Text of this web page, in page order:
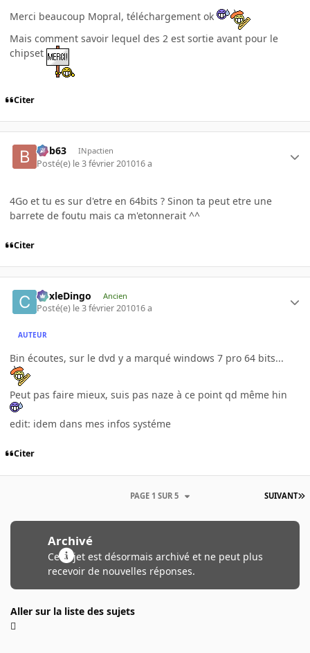
Merci beaucoup Mopral, téléchargement ok
Mais comment savoir lequel des 2 est sortie avant pour le
chipset
Citer
bob63 INpactien
Posté(e) le 3 février 201016 a
4Go et tu es sur d'etre en 64bits ? Sinon ta peut etre une
barrete de foutu mais ca m'etonnerait ^^
Citer
CoxleDingo Ancien
Posté(e) le 3 février 201016 a
AUTEUR
Bin écoutes, sur le dvd y a marqué windows 7 pro 64 bits...
Peut pas faire mieux, suis pas naze à ce point qd même hin
edit: idem dans mes infos systéme
Citer
SUIVANT
PAGE 1 SUR 5
Archivé
Ce sujet est désormais archivé et ne peut plus
recevoir de nouvelles réponses.
Aller sur la liste des sujets